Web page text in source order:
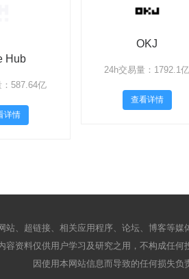
Hub
：587.64亿
详情
OKJ
24h交易量：1792.1亿
查看详情
站、超链接、相关应用程序、论坛、博客等
容资料仅供用户学习及研究之用，不构成任
因使用本网站信息而导致的任何损失